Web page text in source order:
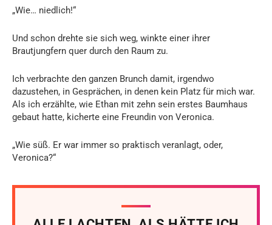
„Wie… niedlich!“
Und schon drehte sie sich weg, winkte einer ihrer
Brautjungfern quer durch den Raum zu.
Ich verbrachte den ganzen Brunch damit, irgendwo
dazustehen, in Gesprächen, in denen kein Platz für mich war.
Als ich erzählte, wie Ethan mit zehn sein erstes Baumhaus
gebaut hatte, kicherte eine Freundin von Veronica.
„Wie süß. Er war immer so praktisch veranlagt, oder,
Veronica?“